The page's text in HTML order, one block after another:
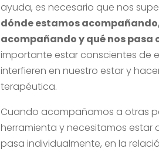
ayuda, es necesario que nos
dónde estamos
acompañando y qué nos
importante estar conscientes de
interfieren en nuestro estar y
terapéutica.
Cuando acompañamos a otras
herramienta y necesitamos estar
pasa individualmente, en la